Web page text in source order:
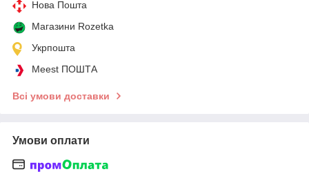
Нова Пошта
Магазини Rozetka
Укрпошта
Meest ПОШТА
Всі умови доставки
Умови оплати